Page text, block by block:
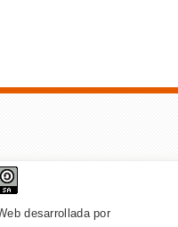
desarrollada por